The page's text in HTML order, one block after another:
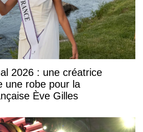
2026 : une créatrice
une robe pour la
Ève Gilles